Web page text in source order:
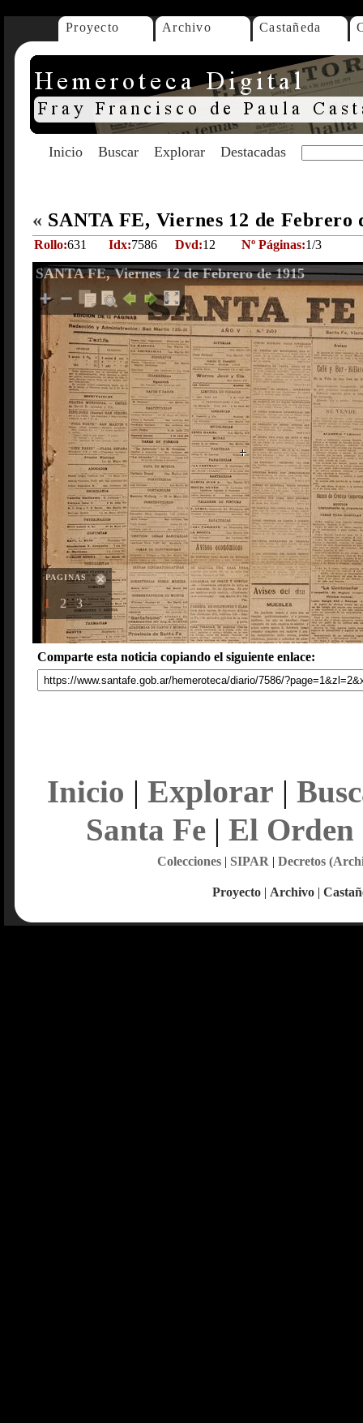
Proyecto Archivo Castañeda
Inicio Buscar Explorar Destacadas
« SANTA FE, Viernes 12 de Febrero
Rollo:631 Idx:7586 Dvd:12 Nº Páginas:1/3
SANTA FE, Viernes 12 de Febrero de 1915
PAGINAS
1 2 3
Comparte esta noticia copiando el siguiente enlace:
Inicio | Explorar |
Santa Fe| El Orden
Colecciones| SIPAR | Decretos
Proyecto | Archivo |